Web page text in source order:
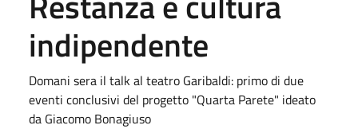
indipendente
Domani sera il talk al teatro Garibaldi: primo di due
eventi conclusivi del progetto "Quarta Parete" ideato
da Giacomo Bonagiuso